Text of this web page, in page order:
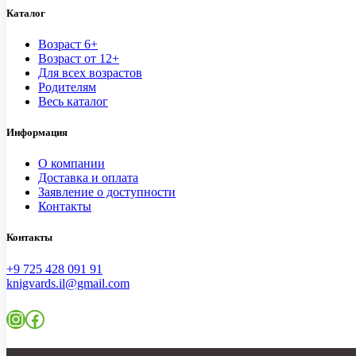
Каталог
Возраст 6+
Возраст от 12+
Для всех возрастов
Родителям
Весь каталог
Информация
О компании
Доставка и оплата
Заявление о доступности
Контакты
Контакты
+9 725 428 091 91
knigvards.il@gmail.com
Instagram
Facebook